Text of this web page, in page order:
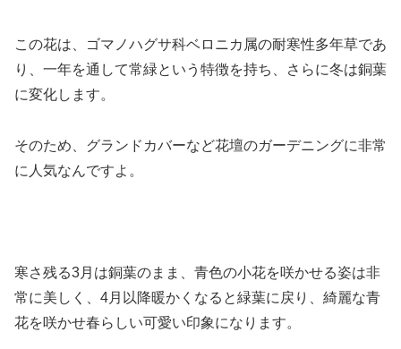
この花は、ゴマノハグサ科ベロニカ属の耐寒性多年草であ
り、一年を通して常緑という特徴を持ち、さらに冬は銅葉
に変化します。
そのため、グランドカバーなど花壇のガーデニングに非常
に人気なんですよ。
寒さ残る3月は銅葉のまま、青色の小花を咲かせる姿は非
常に美しく、4月以降暖かくなると緑葉に戻り、綺麗な青
花を咲かせ春らしい可愛い印象になります。